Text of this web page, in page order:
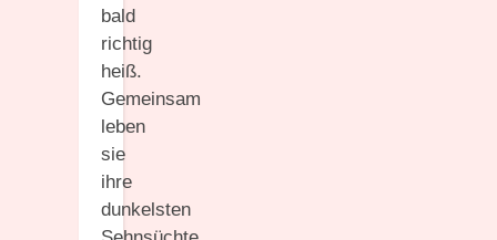
bald
richtig
heiß.
Gemeinsam
leben
sie
ihre
dunkelsten